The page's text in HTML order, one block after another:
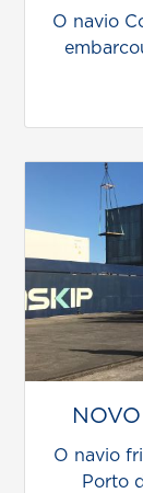
O navio
O navio
Porto